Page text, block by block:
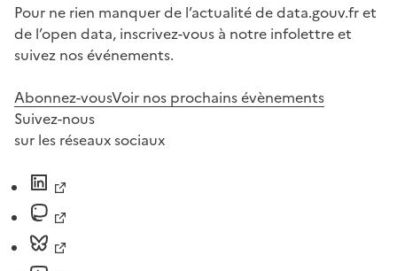
Pour ne rien manquer de l’actualité de data.gouv.fr et
de l’open data, inscrivez-vous à notre infolettre et
suivez nos événements.
Abonnez-vousVoir nos prochains évènements
Suivez-nous
sur les réseaux sociaux